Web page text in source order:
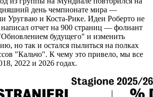
день чемпионате мира —
Уругваю и Коста-Рике. Идеи Роберто не
отчет на 900 страниц — фолиант
будущего" и изменить
но так и остался пылиться на полках
"Кальчо". К чему это привело, мы все
2022 и 2026 годах.